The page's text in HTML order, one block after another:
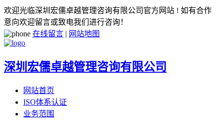
欢迎光临深圳宏儒卓越管理咨询有限公司官方网站 ! 如有合作
意向欢迎留言或致电我们进行咨询！
在线留言 | 网站地图
深圳宏儒卓越管理咨询有限公司
网站首页
ISO体系认证
业务范围